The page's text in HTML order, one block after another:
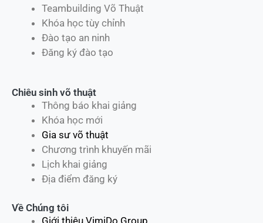
Teambuilding Võ Thuật
Khóa học tùy chỉnh
Đào tạo an ninh
Đăng ký đào tạo
Chiêu sinh võ thuật
Thông báo khai giảng
Khóa học mới
Gia sư võ thuật
Chương trình khuyến mãi
Lịch khai giảng
Địa điểm đăng ký
Về Chúng tôi
Giới thiệu VimiDo Group